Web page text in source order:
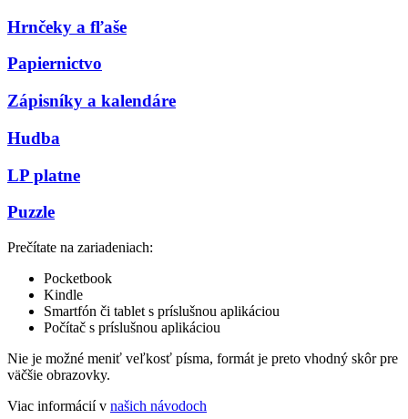
Hrnčeky a fľaše
Papiernictvo
Zápisníky a kalendáre
Hudba
LP platne
Puzzle
Prečítate na zariadeniach:
Pocketbook
Kindle
Smartfón či tablet s príslušnou aplikáciou
Počítač s príslušnou aplikáciou
Nie je možné meniť veľkosť písma, formát je preto vhodný skôr pre
väčšie obrazovky.
Viac informácií v našich návodoch